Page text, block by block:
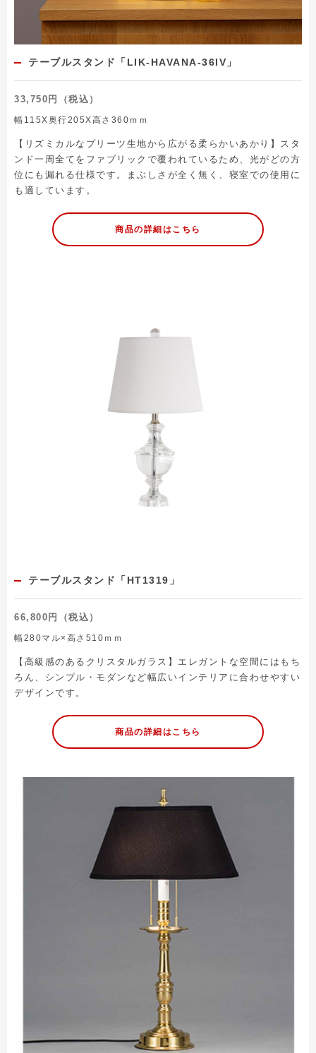
テーブルスタンド「LIK-HAVANA-36IV」
33,750円（税込）
幅115X奥行205X高さ360ｍｍ
【リズミカルなプリーツ生地から広がる柔らかいあかり】スタ
ンド一周全てをファブリックで覆われているため、光がどの方
位にも漏れる仕様です。まぶしさが全く無く、寝室での使用に
も適しています。
商品の詳細はこちら
テーブルスタンド「HT1319」
66,800円（税込）
幅280マル×高さ510ｍｍ
【高級感のあるクリスタルガラス】エレガントな空間にはもち
ろん、シンプル・モダンなど幅広いインテリアに合わせやすい
デザインです。
商品の詳細はこちら